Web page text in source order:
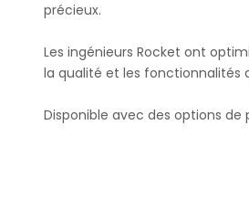
précieux.
Les ingénieurs Rocket ont
la qualité et les fonctionnalités
Disponible avec des options